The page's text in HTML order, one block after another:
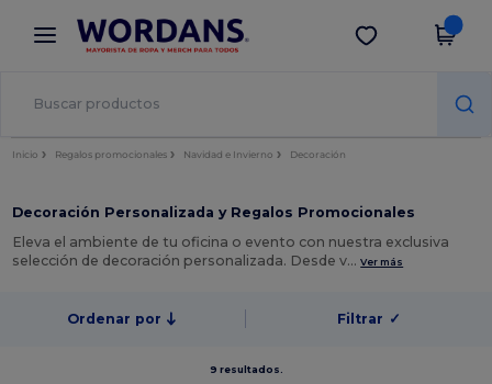
× App de Wordans
¡Mejores precios en app!
Descargar app
Inicio Regalos promocionales Navidad e Invierno Decoración
Decoración Personalizada y Regalos Promocionales
Eleva el ambiente de tu oficina o evento con nuestra exclusiva
selección de decoración personalizada. Desde v…Ver más
Ordenar por Filtrar ✓
9 resultados.